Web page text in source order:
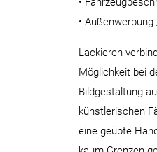
•
Lackieren
Möglichkeit bei
Bildgestaltung
künstlerischen
eine geübte